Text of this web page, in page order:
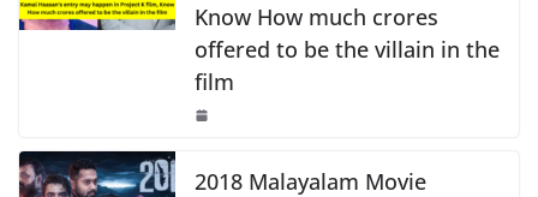
Know How much crores
offered to be the villain in the
film
2018 Malayalam Movie